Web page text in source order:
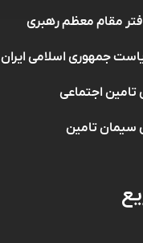
مقام معظم رهبری
جمهوری اسلامی ایران
اجتماعی
سیمان تامین